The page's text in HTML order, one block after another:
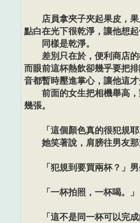
店員拿夾子夾起果皮，果
點白在光下很乾淨，讓他想起
同樣是乾淨。
差別只在於，便利商店的
而眼前這杯熱飲卻幾乎要把
音都暫時壓進掌心，讓他這才
前面的女生把相機舉高，
幾張。
「這個顏色真的很犯規耶
她笑著說，肩膀往男友那
「犯規到要買兩杯？」男
「一杯拍照，一杯喝。」
「這不是同一杯可以完成